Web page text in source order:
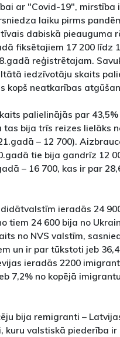
ar "Covid-19", mirstība
laiku pirms
dabiskā pieauguma
fiksētajiem 17 200 līdz
reģistrētajam.
iedzīvotāju skaits
kopš neatkarības
palielinājās par
bija trīs reizes lielāks
– 12 700).
tie bija gandrīz 12
– 16 700, kas ir par
ieradās 24
tiem 24 600 bija no
no NVS valstīm,
un ir par tūkstoti jeb
ieradās 2200
7,2% no kopējā
bija remigranti –
kuru valstiskā piederība